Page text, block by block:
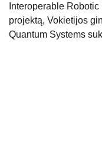
Interoperable
projektą, Vokietijos
Quantum Systems